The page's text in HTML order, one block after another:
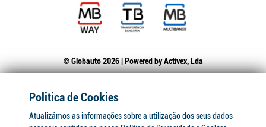
© Globauto 2026 | Powered byActivex, Lda
Politica de Cookies
Atualizámos as informações sobre a utilização dos seus dados